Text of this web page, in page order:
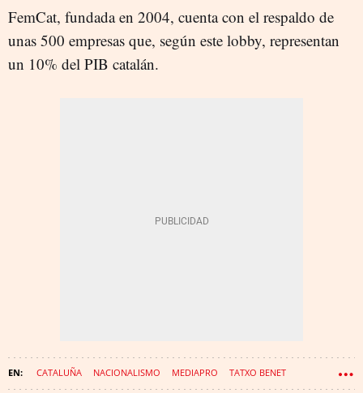
FemCat, fundada en 2004, cuenta con el respaldo de
unas 500 empresas que, según este lobby, representan
un 10% del PIB catalán.
CATALUÑA NACIONALISMO MEDIAPRO TATXO BENET